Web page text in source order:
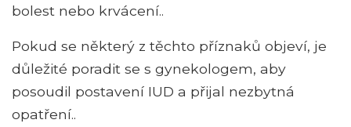
bolest nebo krvácení..
Pokud se některý z těchto příznaků objeví, je
důležité poradit se s gynekologem, aby
posoudil postavení IUD a přijal nezbytná
opatření..